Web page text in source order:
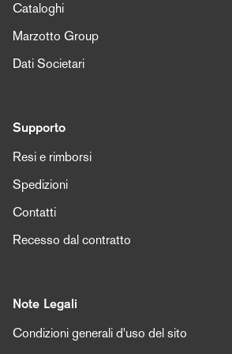
Cataloghi
Marzotto Group
Dati Societari
Supporto
Resi e rimborsi
Spedizioni
Contatti
Recesso dal contratto
Note Legali
Condizioni generali d'uso del sito